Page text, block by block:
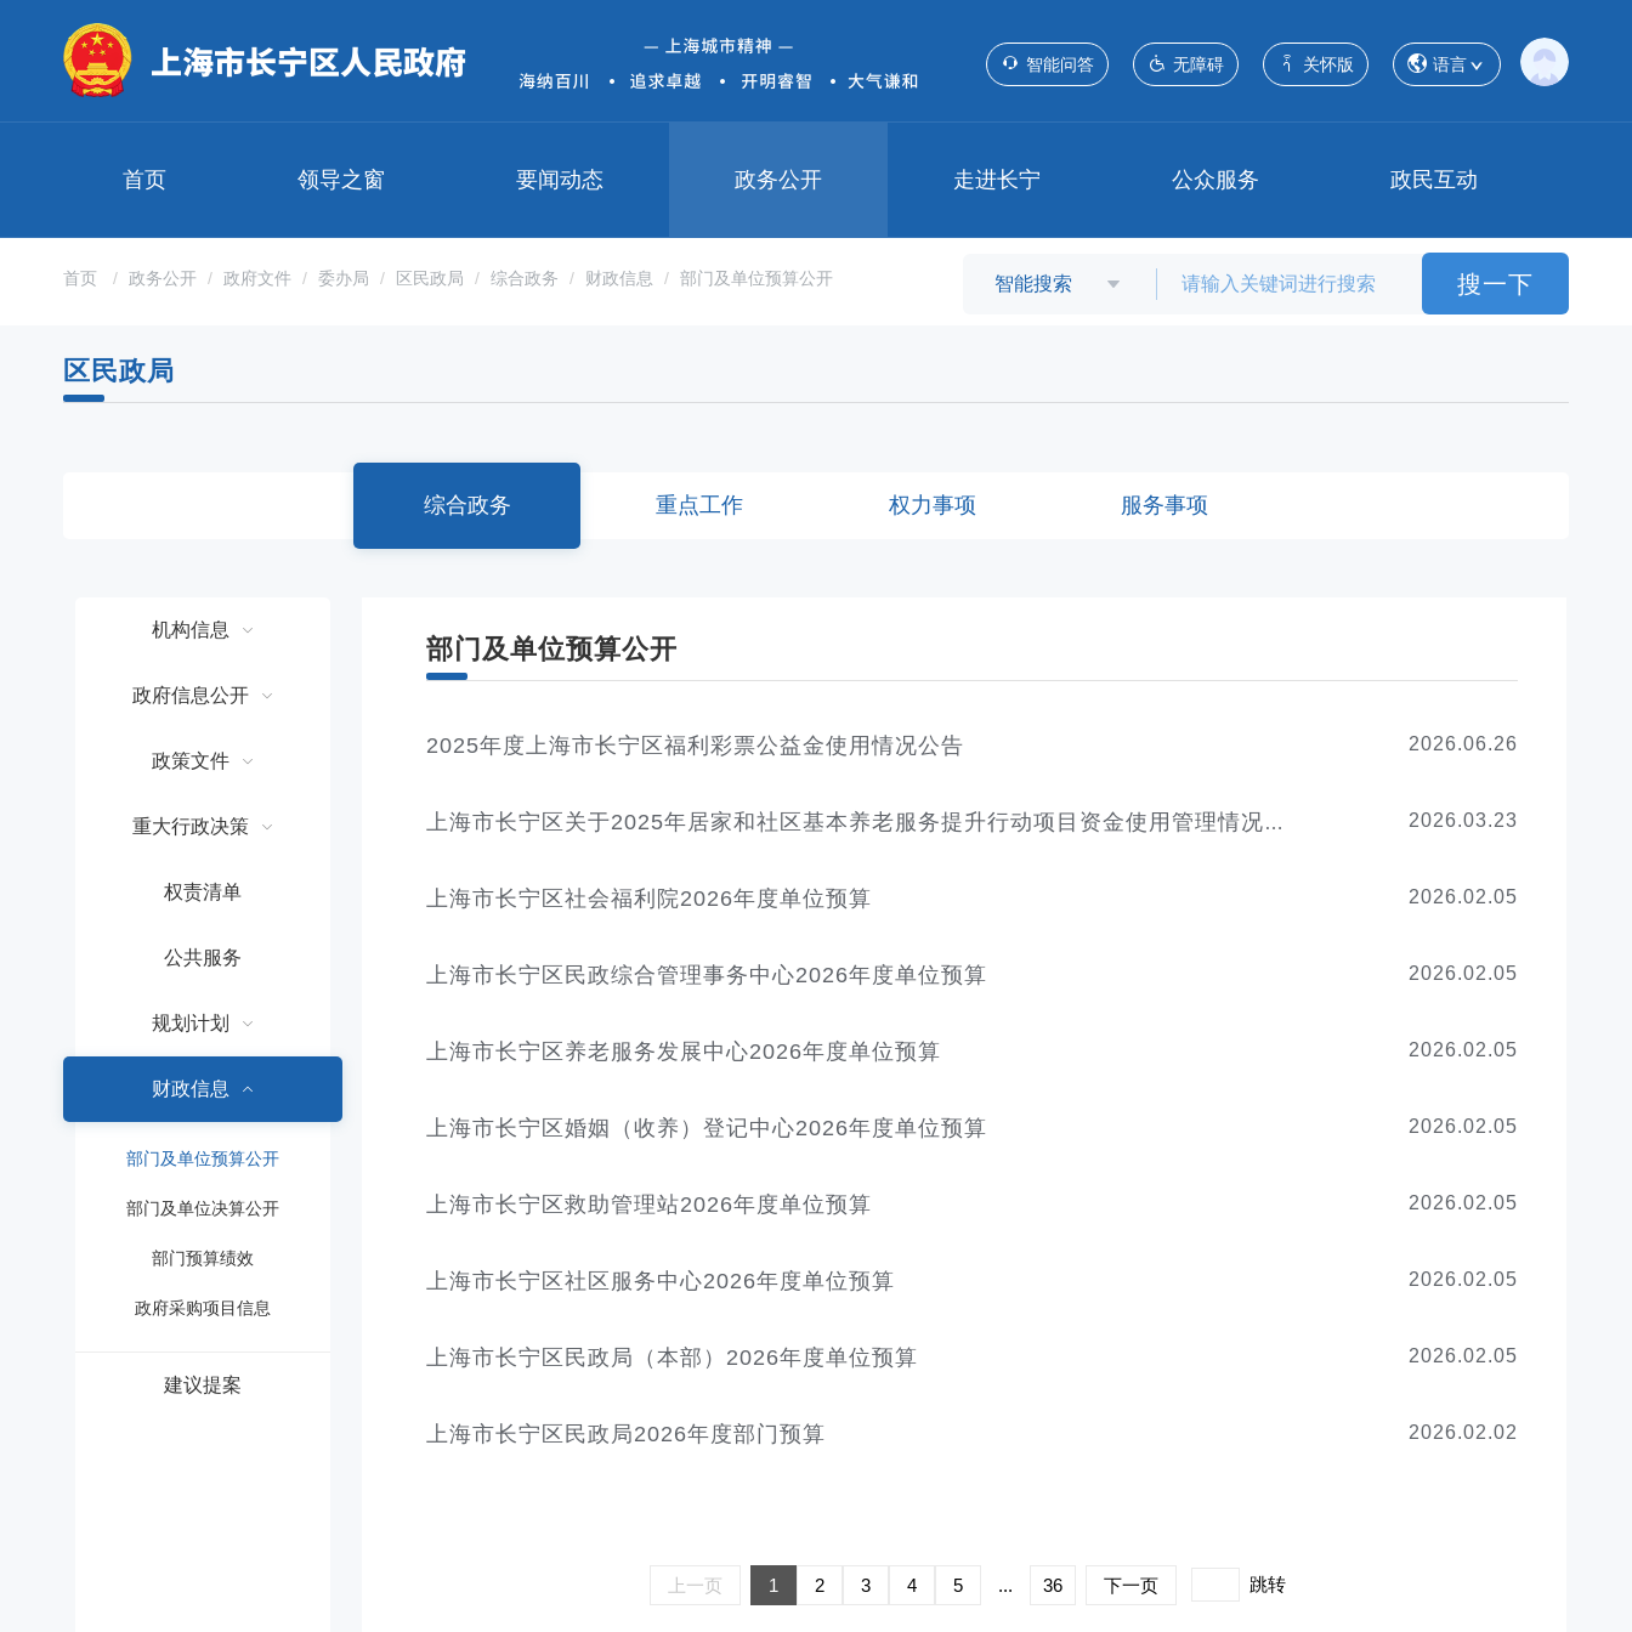
到
智能问答 无障碍 关怀版 语言
首页 领导之窗 要闻动态 政务公开 走进长宁 公众服务 政民互动
首页 政务公开 政府文件 委办局 区民政局 综合政务 财政信息 部门及单位预算公开 搜一下
区民政局
综合政务 重点工作 权力事项 服务事项
机构信息
政府信息公开
政策文件
重大行政决策
权责清单
公共服务
规划计划
财政信息
部门及单位预算公开
部门及单位决算公开
部门预算绩效
政府采购项目信息
建议提案
部门及单位预算公开
2025年度上海市长宁区福利彩票公益金使用情况公告 2026.06.26
上海市长宁区关于2025年居家和社区基本养老服务提升行动项目资金使用管理情况的公示 2026.03.23
上海市长宁区社会福利院2026年度单位预算 2026.02.05
上海市长宁区民政综合管理事务中心2026年度单位预算 2026.02.05
上海市长宁区养老服务发展中心2026年度单位预算 2026.02.05
上海市长宁区婚姻（收养）登记中心2026年度单位预算 2026.02.05
上海市长宁区救助管理站2026年度单位预算 2026.02.05
上海市长宁区社区服务中心2026年度单位预算 2026.02.05
上海市长宁区民政局（本部）2026年度单位预算 2026.02.05
上海市长宁区民政局2026年度部门预算 2026.02.02
上一页 1 2 3 4 5 ... 36 下一页 跳转